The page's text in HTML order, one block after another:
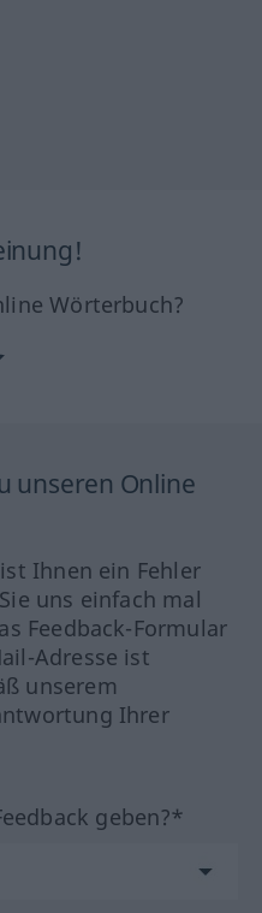
Wörterbuch?
unseren Online
Ihnen ein Fehler
uns einfach mal
Feedback-Formular
Adresse ist
unserem
Ihrer
geben?*